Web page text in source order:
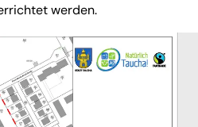
werden.